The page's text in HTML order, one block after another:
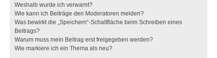
Weshalb wurde ich verwarnt?
Wie kann ich Beiträge den Moderatoren melden?
Was bewirkt die „Speichern“-Schaltfläche beim Schreiben eines
Beitrags?
Warum muss mein Beitrag erst freigegeben werden?
Wie markiere ich ein Thema als neu?